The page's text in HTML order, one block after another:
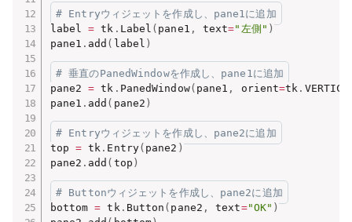
# Entryウィジェットを作成し、pane1に追加
label = tk . Label ( pane1 , text="左側" )
pane1 . add ( label )
# 垂直のPanedWindowを作成し、pane1に追加
pane2 = tk . PanedWindow( pane1 , orient=tk .
pane1 . add ( pane2 )
# Entryウィジェットを作成し、pane2に追加
top = tk . Entry( pane2 )
pane2 . add ( top )
# Buttonウィジェットを作成し、pane2に追加
bottom = tk . Button ( pane2 , text="OK" )